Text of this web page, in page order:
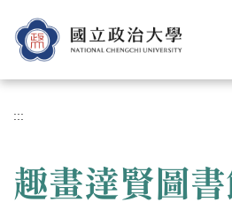
到
主
內
區
:::
趣畫達賢圖